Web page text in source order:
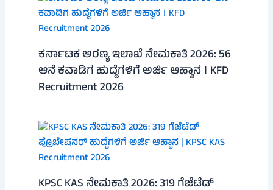
ಕರ್ನಾಟಕ ಅರಣ್ಯ ಇಲಾಖೆ ನೇಮಕಾತಿ 2026: 56
ಆನೆ ಕವಾಡಿಗ ಹುದ್ದೆಗಳಿಗೆ ಅರ್ಜಿ ಆಹ್ವಾನ । KFD
Recruitment 2026
KPSC KAS ನೇಮಕಾತಿ 2026: 319 ಗೆಜೆಟೆಡ್